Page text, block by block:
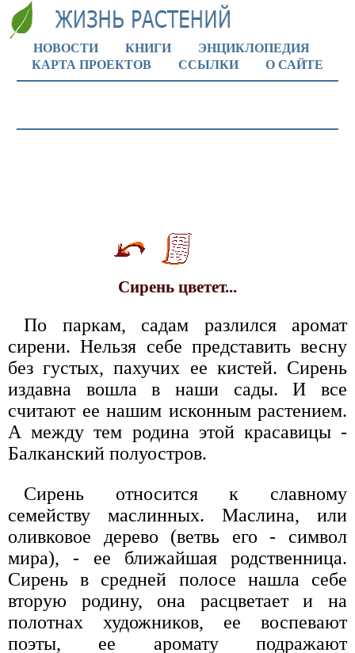
НОВОСТИ КНИГИ
ЭНЦИКЛОПЕДИЯ
КАРТА ПРОЕКТОВ
ССЫЛКИ О САЙТЕ
Сирень цветет...
По паркам, садам разлился аромат
сирени. Нельзя себе представить весну
без густых, пахучих ее кистей. Сирень
издавна вошла в наши сады. И все
считают ее нашим исконным растением.
А между тем родина этой красавицы -
Балканский полуостров.
Сирень относится к славному
семейству маслинных. Маслина, или
оливковое дерево (ветвь его - символ
мира), - ее ближайшая родственница.
Сирень в средней полосе нашла себе
вторую родину, она расцветает и на
полотнах художников, ее воспевают
поэты, ее аромату подражают